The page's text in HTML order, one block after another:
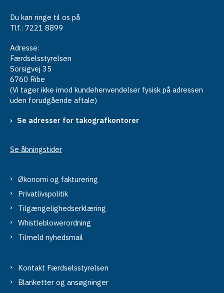
Du kan ringe til os på
Tlf.: 7221 8899
Adresse:
Færdselsstyrelsen
Sorsigvej 35
6760 Ribe
(Vi tager ikke imod kundehenvendelser fysisk på adressen
uden forudgående aftale)
Se adresser for takografkontorer
Se åbningstider
Økonomi og fakturering
Privatlivspolitik
Tilgængelighedserklæring
Whistleblowerordning
Tilmeld nyhedsmail
Kontakt Færdselsstyrelsen
Blanketter og ansøgninger